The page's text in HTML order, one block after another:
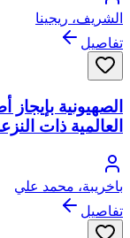
الشريف، ريجينا
تفاصيل
الصهيونية
العالمية ذات
باخريبة، محمد علي
تفاصيل